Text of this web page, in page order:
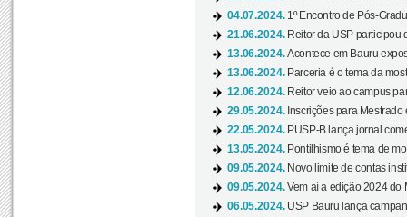
04.07.2024. 1º Encontro de Pós-
21.06.2024. Reitor da USP participou
13.06.2024.Acontece em Bauru
13.06.2024. Parceria é o tema da
12.06.2024. Reitor veio ao campus
29.05.2024. Inscrições para
22.05.2024. PUSP-B lança jornal
13.05.2024. Pontilhismo é tema de
09.05.2024. Novo limite de contas
09.05.2024.Vem aí a edição 2024 do
06.05.2024. USP Bauru lança